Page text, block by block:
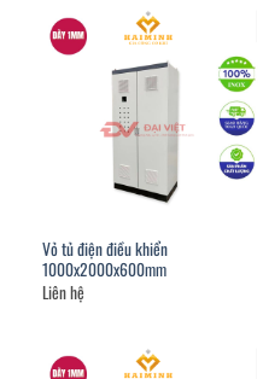
Vỏ tủ điện điều khiển
1000x2000x600mm
Liên hệ